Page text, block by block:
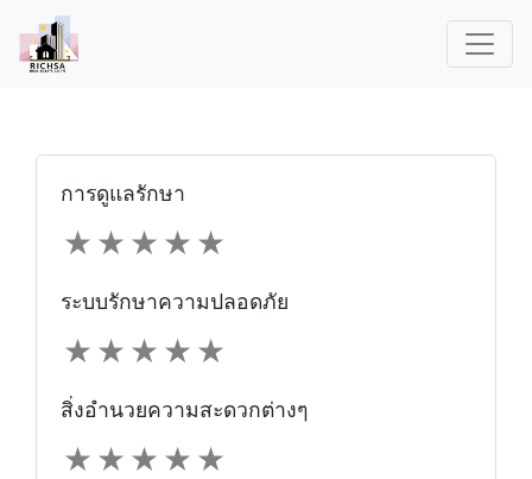
การดูแลรักษา
★
★
★
★
★
ระบบรักษาความปลอดภัย
★
★
★
★
★
สิ่งอำนวยความสะดวกต่างๆ
★
★
★
★
★